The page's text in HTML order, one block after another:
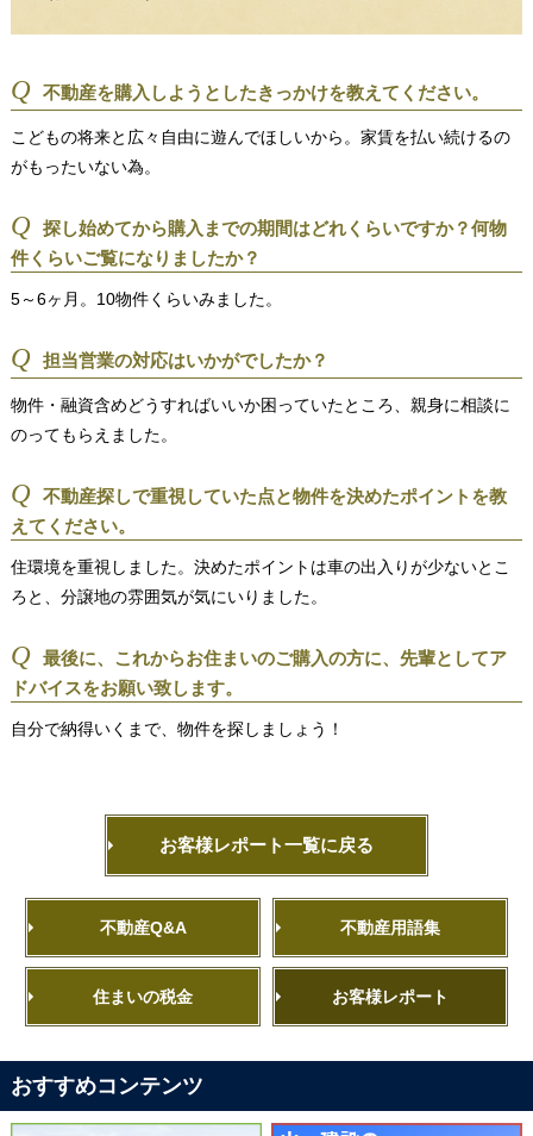
Q 不動産を購入しようとしたきっかけを教えてください。
こどもの将来と広々自由に遊んでほしいから。家賃を払い続けるの
がもったいない為。
Q
探し始めてから購入までの期間はどれくらいですか？何物
件くらいご覧になりましたか？
5～6ヶ月。10物件くらいみました。
Q 担当営業の対応はいかがでしたか？
物件・融資含めどうすればいいか困っていたところ、親身に相談に
のってもらえました。
Q
不動産探しで重視していた点と物件を決めたポイントを教
えてください。
住環境を重視しました。決めたポイントは車の出入りが少ないとこ
ろと、分譲地の雰囲気が気にいりました。
Q
最後に、これからお住まいのご購入の方に、先輩としてア
ドバイスをお願い致します。
自分で納得いくまで、物件を探しましょう！
お客様レポート一覧に戻る
不動産Q&A 不動産用語集
住まいの税金 お客様レポート
おすすめコンテンツ